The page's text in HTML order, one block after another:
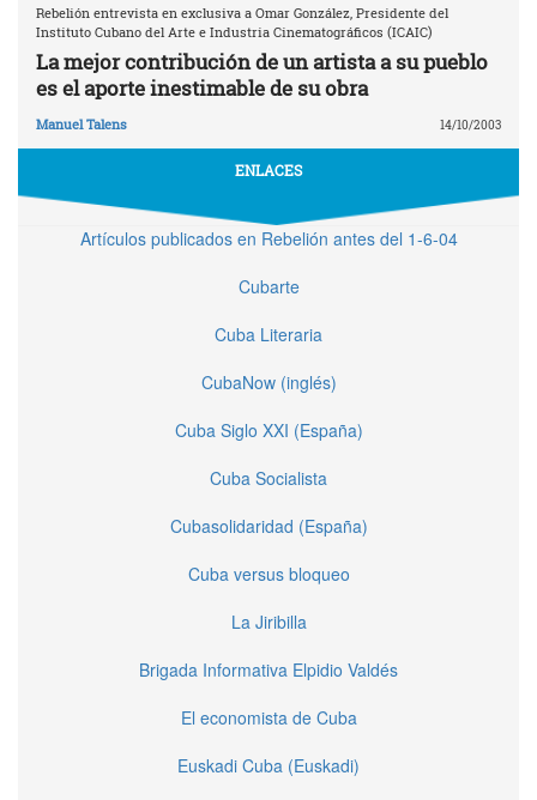
Rebelión entrevista en exclusiva a Omar González, Presidente del
Instituto Cubano del Arte e Industria Cinematográficos (ICAIC)
La mejor contribución de un artista a su pueblo
es el aporte inestimable de su obra
Manuel Talens 14/10/2003
ENLACES
Artículos publicados en Rebelión antes del 1-6-04
Cubarte
Cuba Literaria
CubaNow (inglés)
Cuba Siglo XXI (España)
Cuba Socialista
Cubasolidaridad (España)
Cuba versus bloqueo
La Jiribilla
Brigada Informativa Elpidio Valdés
El economista de Cuba
Euskadi Cuba (Euskadi)